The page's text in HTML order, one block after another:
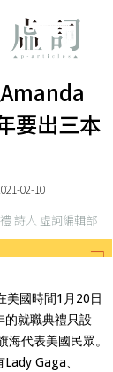
要出三本
02-10
詩人 虛詞編輯部
美國時間1月20日
的就職典禮只設
海代表美國民眾。
Gaga、